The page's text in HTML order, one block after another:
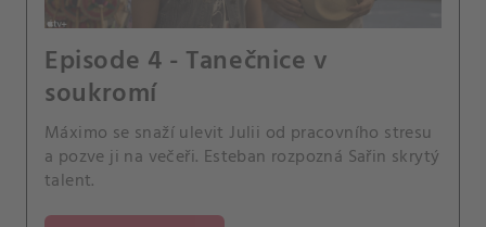
Episode 4 - Tanečnice v
soukromí
Máximo se snaží ulevit Julii od pracovního stresu
a pozve ji na večeři. Esteban rozpozná Sařin skrytý
talent.